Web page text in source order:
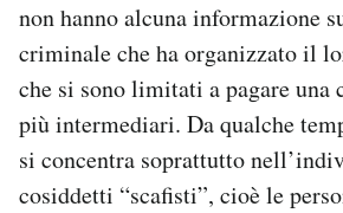
non hanno alcuna informazione
criminale che ha organizzato il
che si sono limitati a pagare una
più intermediari. Da qualche
si concentra soprattutto
cosiddetti “scafisti”, cioè le